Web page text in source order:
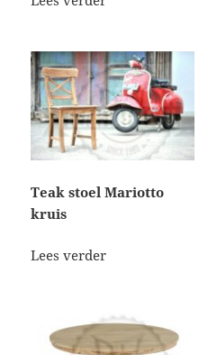
Teak stoel Mariotto
kruis
Lees verder